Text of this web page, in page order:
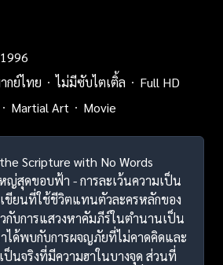
กย์ไทย ไม่มีซับไตเติ้ล
Full HD
Martial Art Movie
the Scripture with No Words
ญ่สุดขอบฟ้า - การละเว้นความเป็น
ขียนที่ใช้ชีวิตแทนตัวละครหลักของ
วกับการแสวงหาคัมภีร์ในตำนานเป็น
ได้พบกับการผจญภัยที่ไม่คาดคิดและ
ป็นจริงที่มีความฮาในบางจุด ส่วนที่